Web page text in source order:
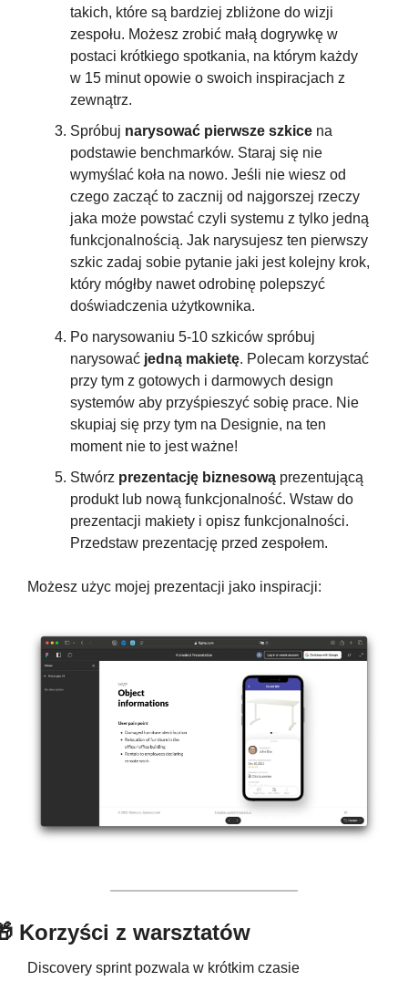
takich, które są bardziej zbliżone do wizji
zespołu. Możesz zrobić małą dogrywkę w
postaci krótkiego spotkania, na którym każdy
w 15 minut opowie o swoich inspiracjach z
zewnątrz.
Spróbuj narysować pierwsze szkice na
podstawie benchmarków. Staraj się nie
wymyślać koła na nowo. Jeśli nie wiesz od
czego zacząć to zacznij od najgorszej rzeczy
jaka może powstać czyli systemu z tylko jedną
funkcjonalnością. Jak narysujesz ten pierwszy
szkic zadaj sobie pytanie jaki jest kolejny krok,
który mógłby nawet odrobinę polepszyć
doświadczenia użytkownika.
Po narysowaniu 5-10 szkiców spróbuj
narysować jedną makietę. Polecam korzystać
przy tym z gotowych i darmowych design
systemów aby przyśpieszyć sobię prace. Nie
skupiaj się przy tym na Designie, na ten
moment nie to jest ważne!
Stwórz prezentację biznesową prezentującą
produkt lub nową funkcjonalność. Wstaw do
prezentacji makiety i opisz funkcjonalności.
Przedstaw prezentację przed zespołem.
Możesz użyc mojej prezentacji jako inspiracji:
Korzyści z warsztatów
Discovery sprint pozwala w krótkim czasie